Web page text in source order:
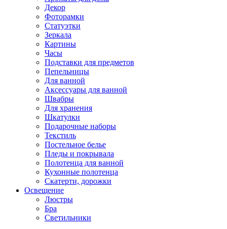
Декор
Фоторамки
Статуэтки
Зеркала
Картины
Часы
Подставки для предметов
Пепельницы
Для ванной
Аксессуары для ванной
Швабры
Для хранения
Шкатулки
Подарочные наборы
Текстиль
Постельное белье
Пледы и покрывала
Полотенца для ванной
Кухонные полотенца
Скатерти, дорожки
Освещение
Люстры
Бра
Светильники